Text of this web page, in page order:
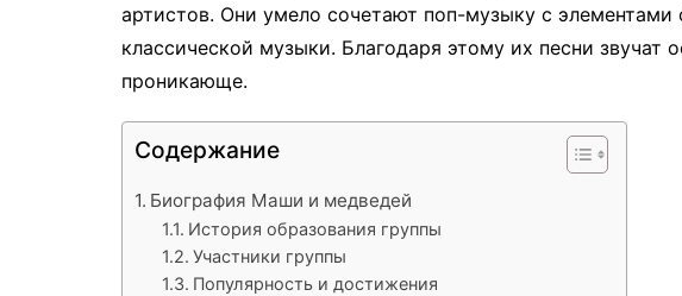
артистов. Они умело сочетают поп-музыку с
классической музыки. Благодаря этому их песни звучат
проникающе.
Содержание
Биография Маши и медведей
История образования группы
Участники группы
Популярность и достижения